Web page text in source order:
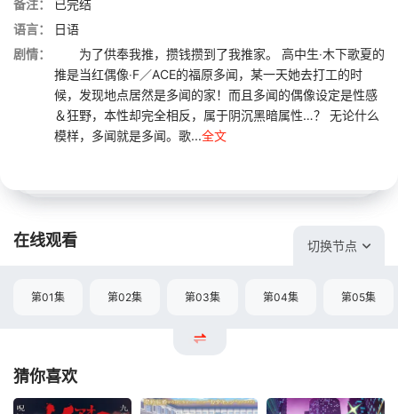
备注：
已完结
语言：
日语
剧情：
为了供奉我推，攒钱攒到了我推家。 高中生‧木下歌夏的
推是当红偶像‧F／ACE的福原多闻，某一天她去打工的时
候，发现地点居然是多闻的家！而且多闻的偶像设定是性感
＆狂野，本性却完全相反，属于阴沉黑暗属性…？ 无论什么
模样，多闻就是多闻。歌...全文
在线观看 切换节点
第01集 第02集 第03集 第04集 第05集
猜你喜欢